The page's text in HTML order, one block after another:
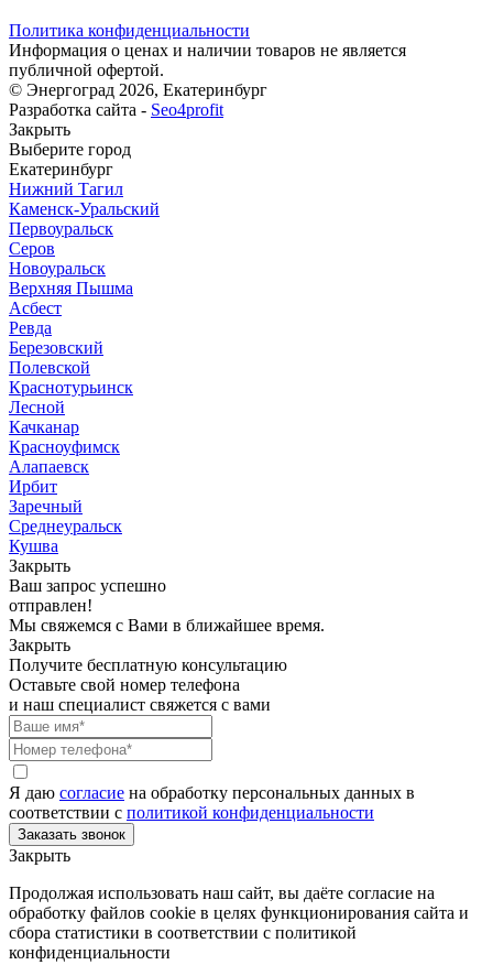
Политика конфиденциальности
Информация о ценах и наличии товаров не является
публичной офертой.
© Энергоград 2026, Екатеринбург
Разработка сайта - Seo4profit
Закрыть
Выберите город
Екатеринбург
Нижний Тагил
Каменск-Уральский
Первоуральск
Серов
Новоуральск
Верхняя Пышма
Асбест
Ревда
Березовский
Полевской
Краснотурьинск
Лесной
Качканар
Красноуфимск
Алапаевск
Ирбит
Заречный
Среднеуральск
Кушва
Закрыть
Ваш запрос успешно
отправлен!
Мы свяжемся с Вами в ближайшее время.
Закрыть
Получите бесплатную консультацию
Оставьте свой номер телефона
и наш специалист свяжется с вами
Я даю согласие на обработку персональных данных в
соответствии с политикой конфиденциальности
Закрыть
Продолжая использовать наш сайт, вы даёте согласие на
обработку файлов cookie в целях функционирования сайта и
сбора статистики в соответствии с политикой
конфиденциальности